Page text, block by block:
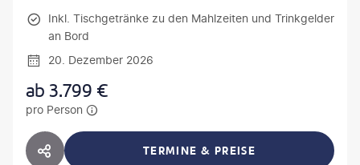
Inkl. Tischgetränke zu den Mahlzeiten und Trinkgelder
an Bord
20. Dezember 2026
ab3.799 €
pro Person
HOTEL TEILEN TERMINE & PREISE